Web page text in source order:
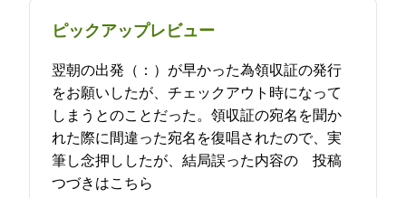
ピックアップレビュー
翌朝の出発（5：00）が早かった為領収証の発行
をお願いしたが、チェックアウト時になって
しまうとのことだった。領収証の宛名を聞か
れた際に間違った宛名を復唱されたので、実
筆し念押ししたが、結局誤った内容の… 2021-10-27 11:36:49投稿
つづきはこちら